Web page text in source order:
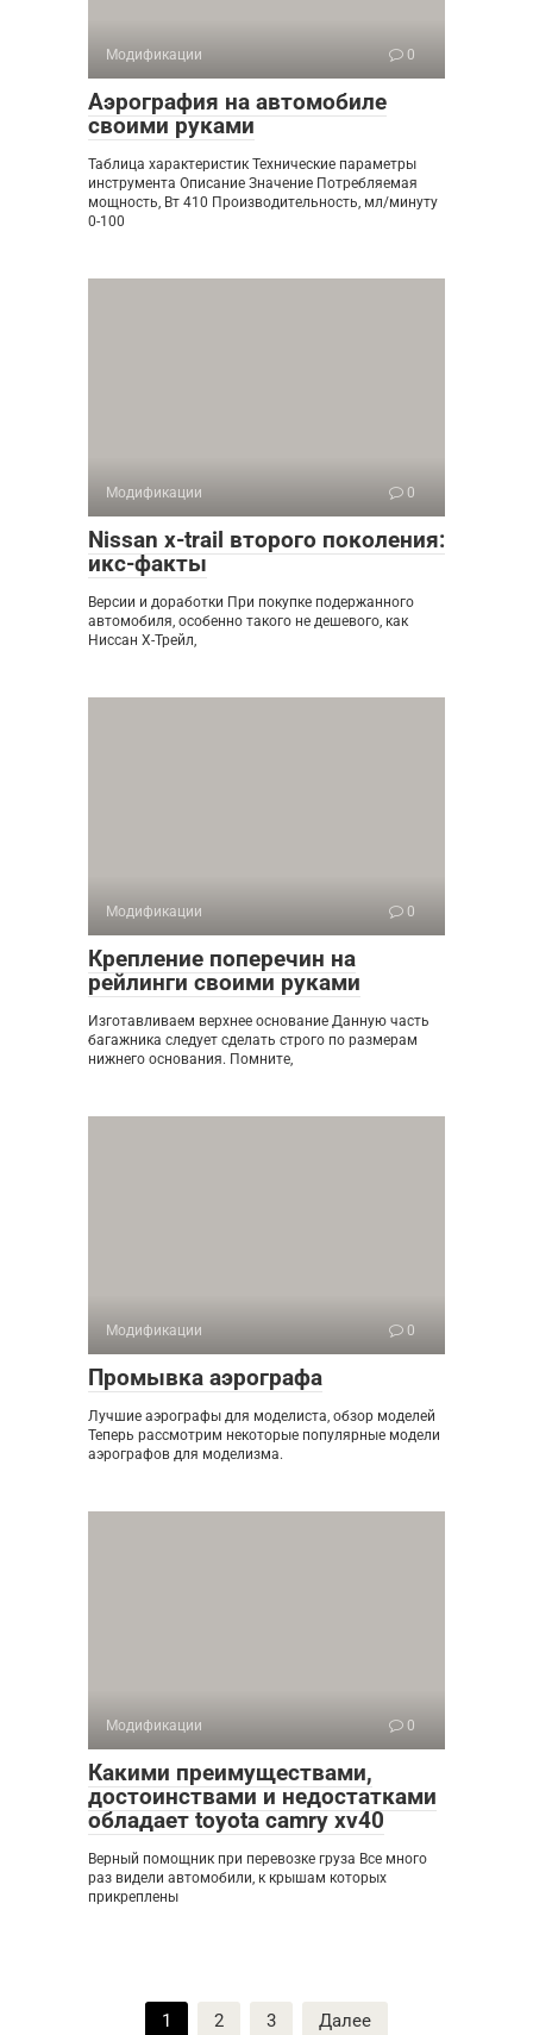
Модификации 0
Аэрография на автомобиле
своими руками
Таблица характеристик Технические параметры
инструмента Описание Значение Потребляемая
мощность, Вт 410 Производительность, мл/минуту
0-100
Модификации 0
Nissan x-trail второго поколения:
икс-факты
Версии и доработки При покупке подержанного
автомобиля, особенно такого не дешевого, как
Ниссан Х-Трейл,
Модификации 0
Крепление поперечин на
рейлинги своими руками
Изготавливаем верхнее основание Данную часть
багажника следует сделать строго по размерам
нижнего основания. Помните,
Модификации 0
Промывка аэрографа
Лучшие аэрографы для моделиста, обзор моделей
Теперь рассмотрим некоторые популярные модели
аэрографов для моделизма.
Модификации 0
Какими преимуществами,
достоинствами и недостатками
обладает toyota camry xv40
Верный помощник при перевозке груза Все много
раз видели автомобили, к крышам которых
прикреплены
1 2 3 Далее